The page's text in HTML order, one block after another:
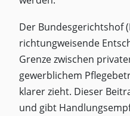
Der Bundesgerichtshof
richtungweisende
Grenze zwischen
gewerblichem
klarer zieht. Dieser
und gibt